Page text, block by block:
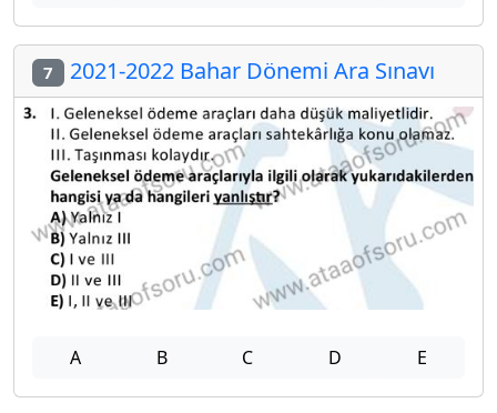
7 2021-2022 Bahar Dönemi Ara Sınavı
A B C D E